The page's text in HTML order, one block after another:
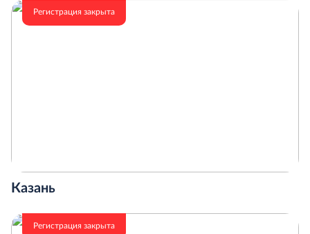
Регистрация закрыта
Казань
Регистрация закрыта